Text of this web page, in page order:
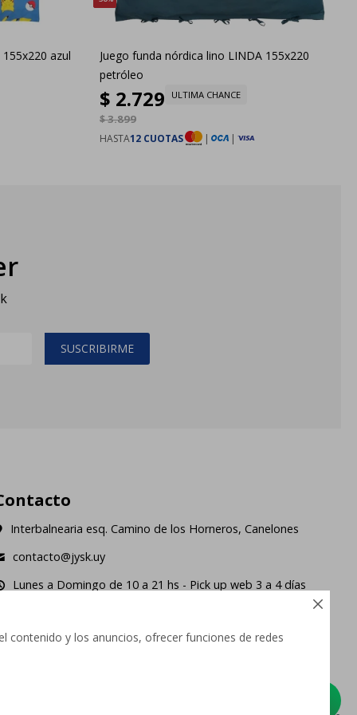

contenido y los anuncios, ofrecer funciones de redes
azul
Juego funda nórdica lino LINDA 155x220
petróleo
$ 2.729
$3.899
ULTIMA CHANCE
HASTA12 CUOTAS | |
SUSCRIBIRME
Interbalnearia esq. Camino de los Horneros, Canelones
contacto@jysk.uy
Lunes a Domingo de 10 a 21 hs - Pick up web 3 a 4 días
   